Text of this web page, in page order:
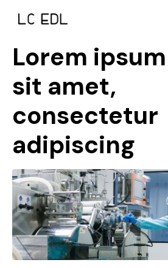
Lorem
sit amet,
consectetur
adipiscing